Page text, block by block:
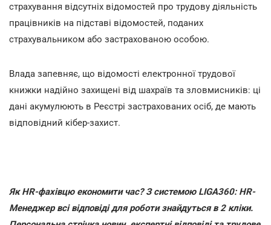
страхування відсутніх відомостей про трудову діяльність
працівників на підставі відомостей, поданих
страхувальником або застрахованою особою.
Влада запевняє, що відомості електронної трудової
книжки надійно захищені від шахраїв та зловмисників: ці
дані акумулюють в Реєстрі застрахованих осіб, де мають
відповідний кібер-захист.
Як HR-фахівцю економити час? З системою LIGA360: HR-
Менеджер всі відповіді для роботи знайдуться в 2 кліки.